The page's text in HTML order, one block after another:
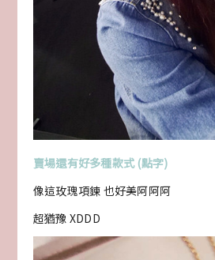
賣場還有好多種款式 (點字)
像這玫瑰項鍊 也好美阿阿阿
超猶豫 XDDD